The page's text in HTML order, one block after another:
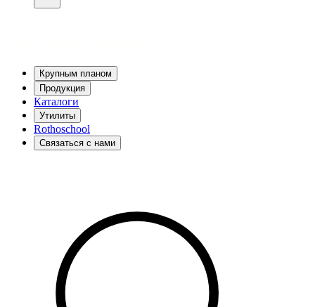
Крупным планом
Продукция
Каталоги
Утилиты
Rothoschool
Связаться с нами